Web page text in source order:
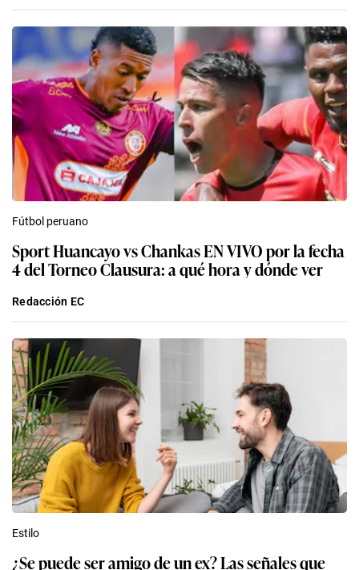
Fútbol peruano
Sport Huancayo vs Chankas EN VIVO por la fecha
4 del Torneo Clausura: a qué hora y dónde ver
Redacción EC
Estilo
¿Se puede ser amigo de un ex? Las señales que